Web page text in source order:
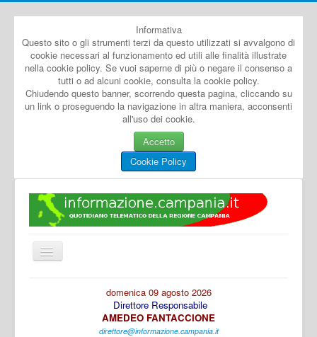
Informativa
Questo sito o gli strumenti terzi da questo utilizzati si avvalgono di
cookie necessari al funzionamento ed utili alle finalità illustrate
nella cookie policy. Se vuoi saperne di più o negare il consenso a
tutti o ad alcuni cookie, consulta la cookie policy.
Chiudendo questo banner, scorrendo questa pagina, cliccando su
un link o proseguendo la navigazione in altra maniera, acconsenti
all'uso dei cookie.
Accetto
Cookie Policy
Cambia
navigazione
domenica 09 agosto 2026
Direttore Responsabile
AMEDEO FANTACCIONE
direttore@informazione.campania.it